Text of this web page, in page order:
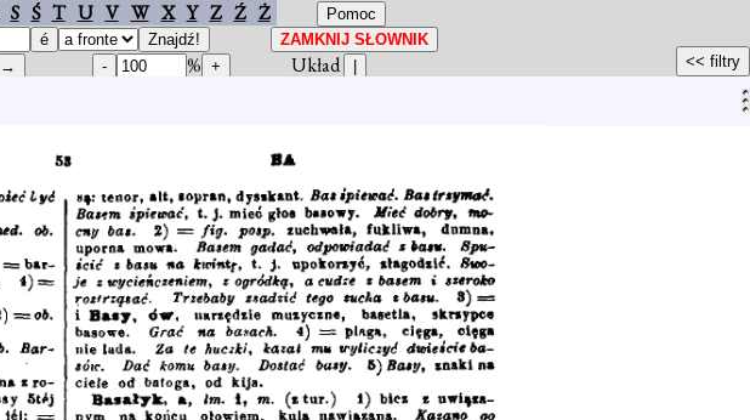
S Ś T U V W X Y Z Ź Ż
%
Układ